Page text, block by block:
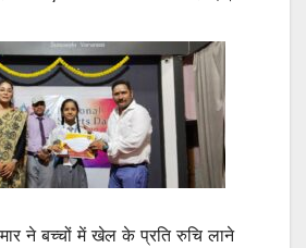
ने बच्चों में खेल के प्रति रुचि लाने